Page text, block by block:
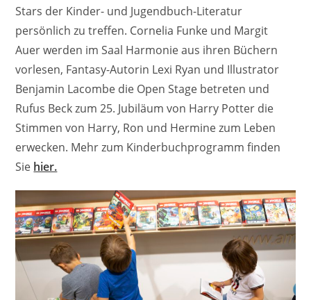
Stars der Kinder- und Jugendbuch-Literatur
persönlich zu treffen. Cornelia Funke und Margit
Auer werden im Saal Harmonie aus ihren Büchern
vorlesen, Fantasy-Autorin Lexi Ryan und Illustrator
Benjamin Lacombe die Open Stage betreten und
Rufus Beck zum 25. Jubiläum von Harry Potter die
Stimmen von Harry, Ron und Hermine zum Leben
erwecken. Mehr zum Kinderbuchprogramm finden
Sie hier.